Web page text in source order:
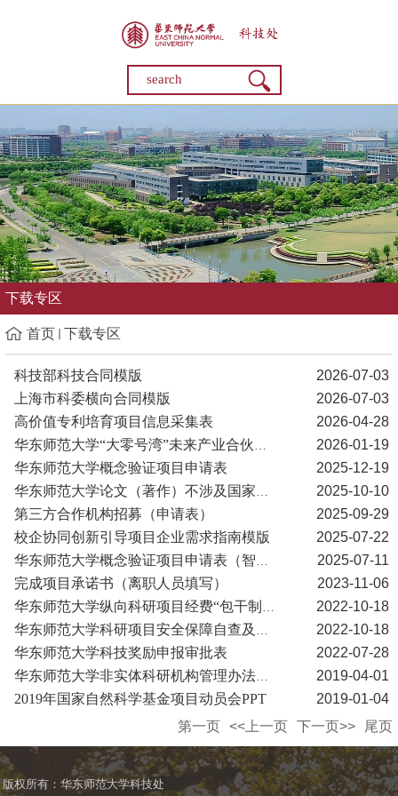
下载专区
首页 下载专区
科技部科技合同模版
2026-07-03
上海市科委横向合同模版
2026-07-03
高价值专利培育项目信息采集表
2026-04-28
华东师范大学“大零号湾”未来产业合伙人项目申请表
2026-01-19
华东师范大学概念验证项目申请表
2025-12-19
华东师范大学论文（著作）不涉及国家秘密证明
2025-10-10
第三方合作机构招募（申请表）
2025-09-29
校企协同创新引导项目企业需求指南模版
2025-07-22
华东师范大学概念验证项目申请表（智能软件与AI+领域）
2025-07-11
完成项目承诺书（离职人员填写）
2023-11-06
华东师范大学纵向科研项目经费“包干制”使用承诺书 2022-10-18
华东师范大学科研项目安全保障自查及风险防范承诺书
2022-10-18
华东师范大学科技奖励申报审批表
2022-07-28
华东师范大学非实体科研机构管理办法及登记表
2019-04-01
2019年国家自然科学基金项目动员会PPT
2019-01-04
第一页
<<上一页 下一页>> 尾页
版权所有：华东师范大学科技处